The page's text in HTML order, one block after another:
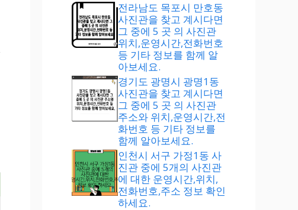
전라남도 목포시 만호동
사진관을 찾고 계시다면
그 중에 5 곳 의 사진관
위치,운영시간,전화번호
등 기타 정보를 함께 알
아보세요.
경기도 광명시 광명1동
사진관을 찾고 계시다면
그 중에 5 곳 의 사진관
주소와 위치,운영시간,전
화번호 등 기타 정보를
함께 알아보세요.
인천시 서구 가정1동 사
진관 중에 5개의 사진관
에 대한 운영시간,위치,
전화번호,주소 정보 확인
하세요.